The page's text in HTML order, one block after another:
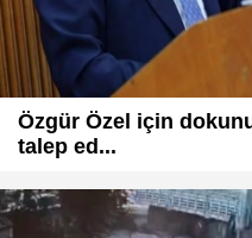
Özgür Özel için
talep ed...